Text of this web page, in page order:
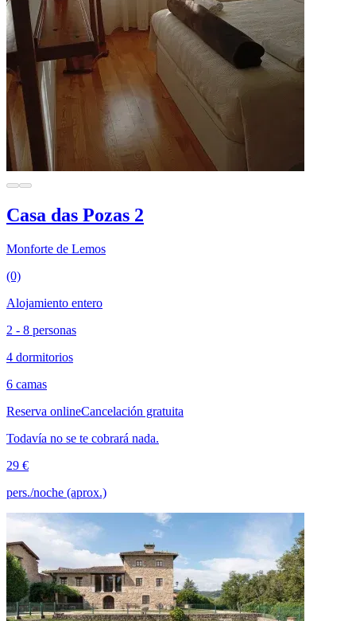
Casa das Pozas 2
Monforte de Lemos
(0)
Alojamiento entero
2 - 8 personas
4 dormitorios
6 camas
Reserva onlineCancelación gratuita
Todavía no se te cobrará nada.
29 €
pers./noche (aprox.)